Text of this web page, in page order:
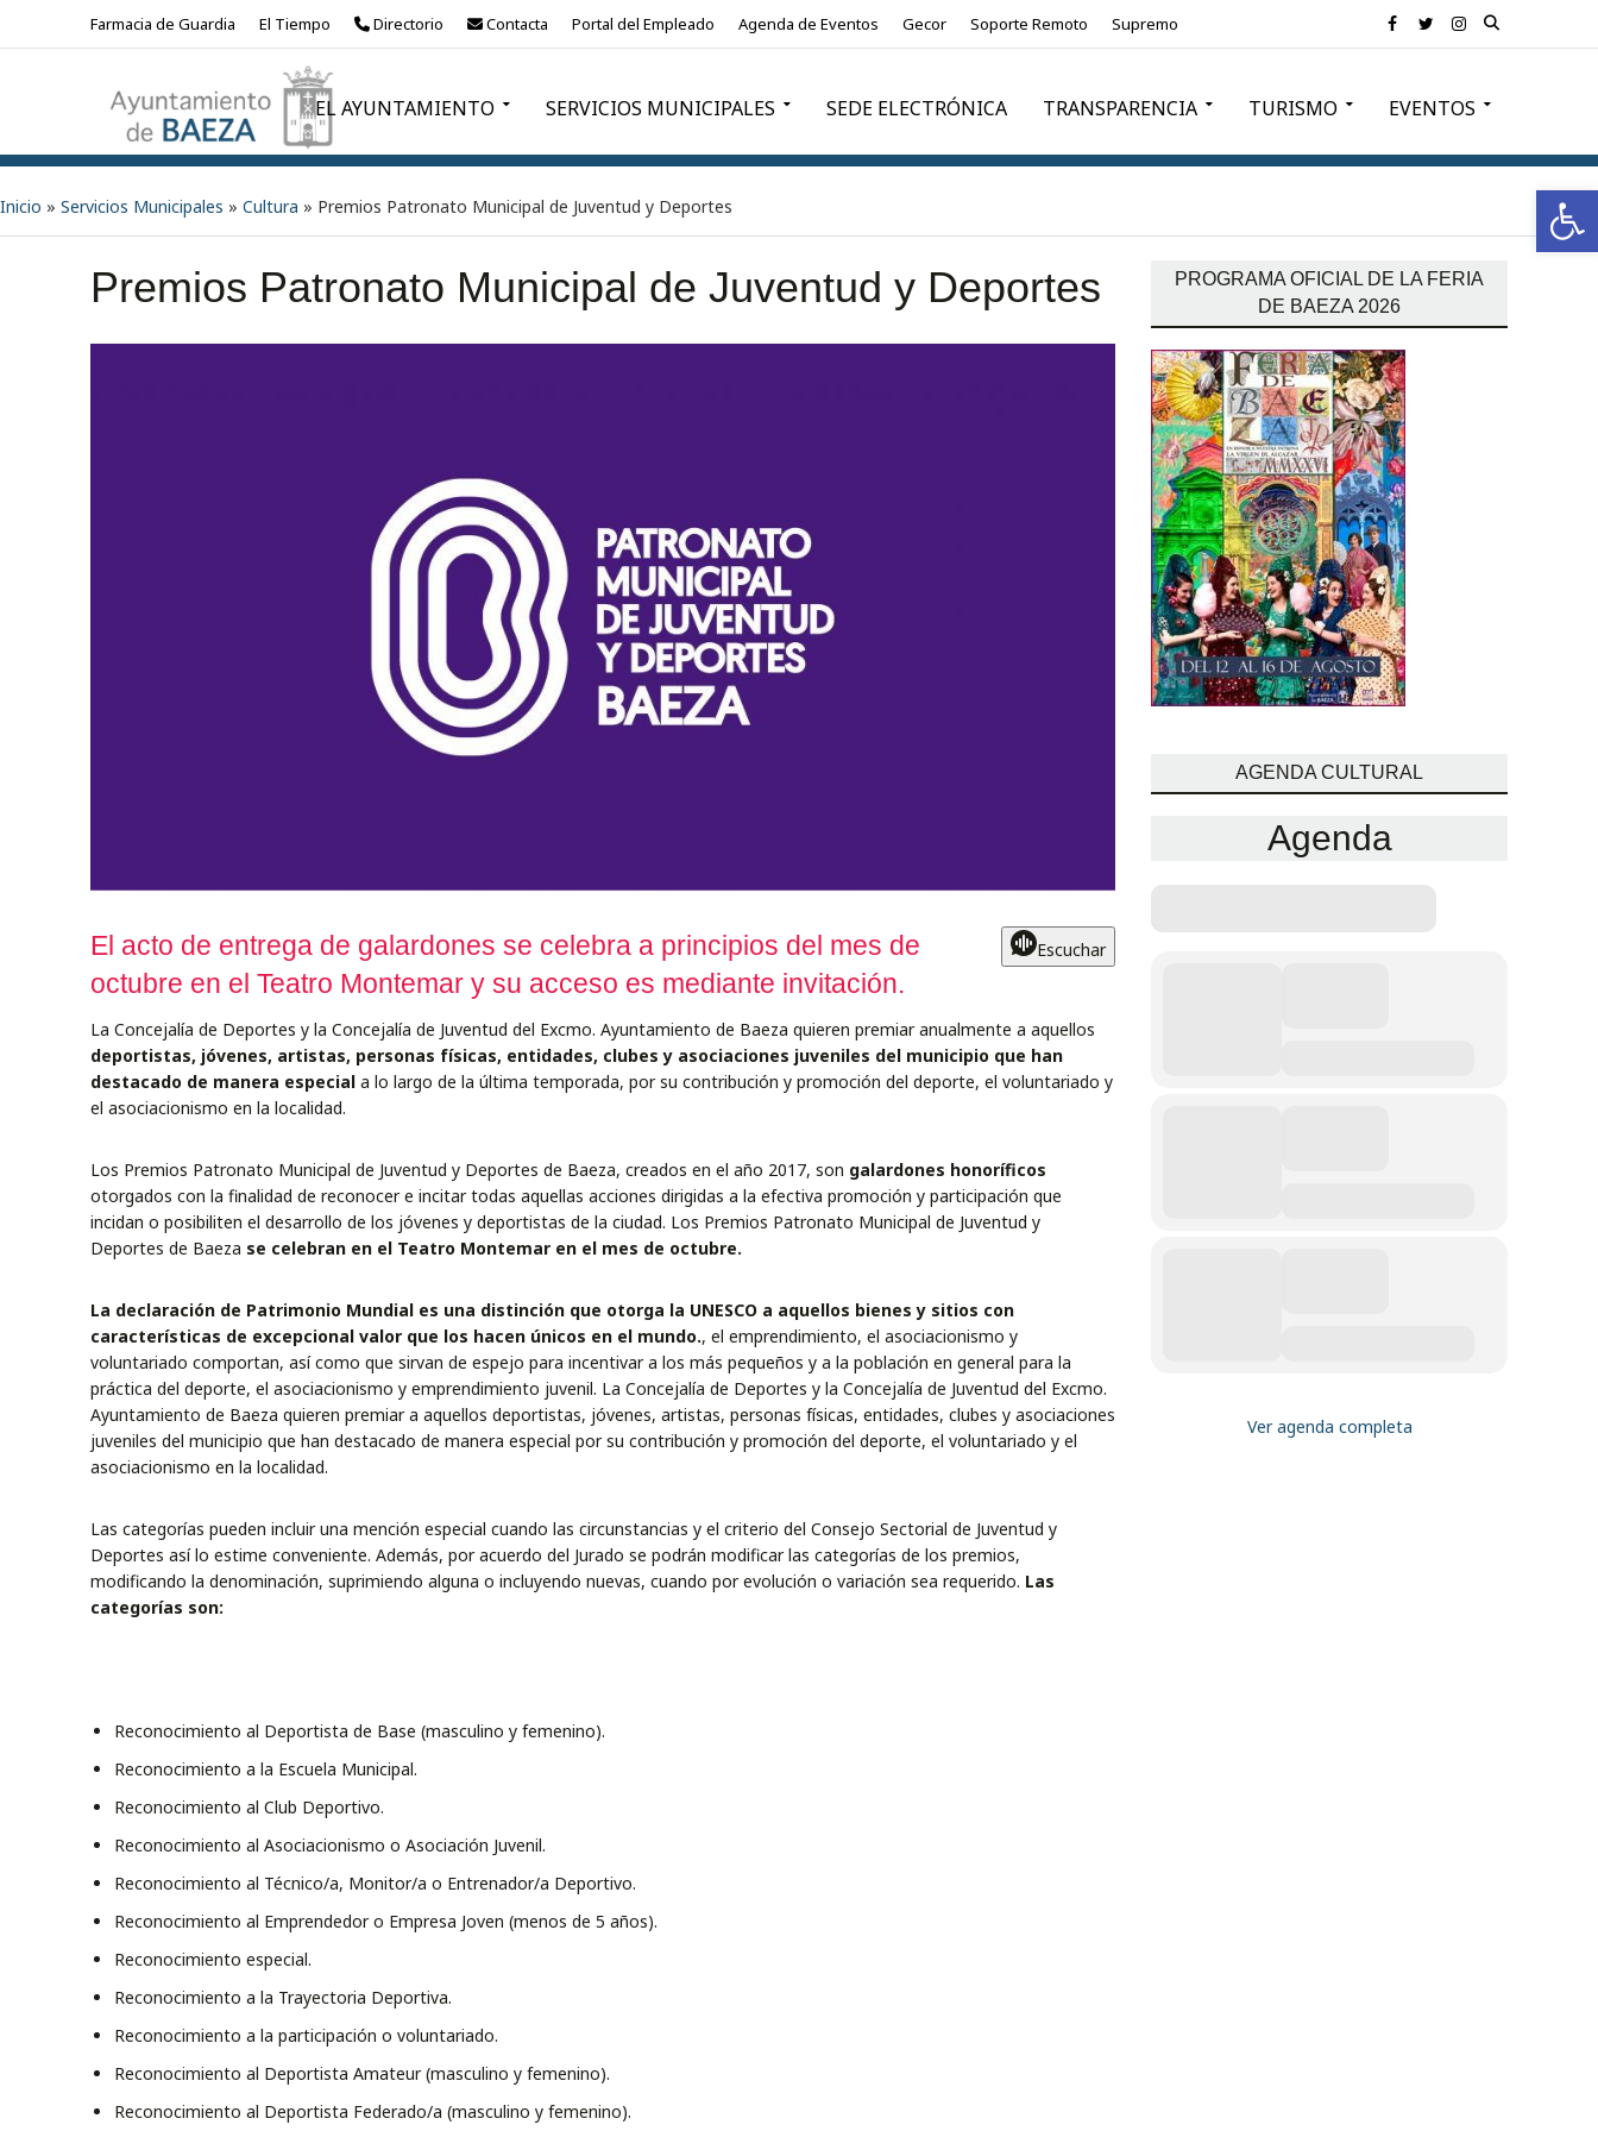
Farmacia de Guardia El Tiempo Directorio Contacta Portal del Empleado Agenda de Eventos Gecor Soporte Remoto Supremo
EL AYUNTAMIENTO SERVICIOS MUNICIPALES SEDE ELECTRÓNICA TRANSPARENCIA TURISMO EVENTOS
Inicio » Servicios Municipales » Cultura » Premios Patronato Municipal de Juventud y Deportes
Premios Patronato Municipal de Juventud y Deportes
Escuchar
El acto de entrega de galardones se celebra a principios del mes de
octubre en el Teatro Montemar y su acceso es mediante invitación.
La Concejalía de Deportes y la Concejalía de Juventud del Excmo. Ayuntamiento de Baeza quieren premiar anualmente a aquellos
deportistas, jóvenes, artistas, personas físicas, entidades, clubes y asociaciones juveniles del municipio que han
destacado de manera especiala lo largo de la última temporada, por su contribución y promoción del deporte, el voluntariado y
el asociacionismo en la localidad.
Los Premios Patronato Municipal de Juventud y Deportes de Baeza, creados en el año 2017, son galardones honoríficos
otorgados con la finalidad de reconocer e incitar todas aquellas acciones dirigidas a la efectiva promoción y participación que
incidan o posibiliten el desarrollo de los jóvenes y deportistas de la ciudad. Los Premios Patronato Municipal de Juventud y
Deportes de Baeza se celebran en el Teatro Montemar en el mes de octubre.
La declaración de Patrimonio Mundial es una distinción que otorga la UNESCO a aquellos bienes y sitios con
características de excepcional valor que los hacen únicos en el mundo., el emprendimiento, el asociacionismo y
voluntariado comportan, así como que sirvan de espejo para incentivar a los más pequeños y a la población en general para la
práctica del deporte, el asociacionismo y emprendimiento juvenil. La Concejalía de Deportes y la Concejalía de Juventud del Excmo.
Ayuntamiento de Baeza quieren premiar a aquellos deportistas, jóvenes, artistas, personas físicas, entidades, clubes y asociaciones
juveniles del municipio que han destacado de manera especial por su contribución y promoción del deporte, el voluntariado y el
asociacionismo en la localidad.
Las categorías pueden incluir una mención especial cuando las circunstancias y el criterio del Consejo Sectorial de Juventud y
Deportes así lo estime conveniente. Además, por acuerdo del Jurado se podrán modificar las categorías de los premios,
modificando la denominación, suprimiendo alguna o incluyendo nuevas, cuando por evolución o variación sea requerido. Las
categorías son:
Reconocimiento al Deportista de Base (masculino y femenino).
Reconocimiento a la Escuela Municipal.
Reconocimiento al Club Deportivo.
Reconocimiento al Asociacionismo o Asociación Juvenil.
Reconocimiento al Técnico/a, Monitor/a o Entrenador/a Deportivo.
Reconocimiento al Emprendedor o Empresa Joven (menos de 5 años).
Reconocimiento especial.
Reconocimiento a la Trayectoria Deportiva.
Reconocimiento a la participación o voluntariado.
Reconocimiento al Deportista Amateur (masculino y femenino).
Reconocimiento al Deportista Federado/a (masculino y femenino).
PROGRAMA OFICIAL DE LA FERIA
DE BAEZA 2026
AGENDA CULTURAL
Agenda
Ver agenda completa